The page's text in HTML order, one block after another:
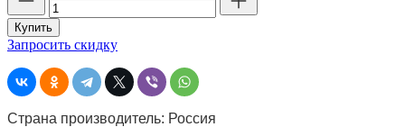
товара
Полотно
нетканое
светлое
(строчка
мм)
Купить
Запросить скидку
Страна производитель: Россия